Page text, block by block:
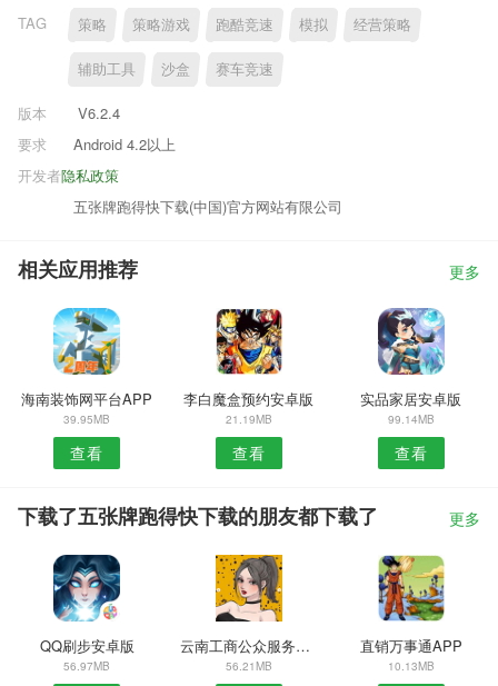
TAG 策略 策略游戏 跑酷竞速 模拟 经营策略
辅助工具 沙盒 赛车竞速
版本
V6.2.4
要求
Android 4.2以上
隐私政策
开发者
五张牌跑得快下载(中国)官方网站有限公司
相关应用推荐 更多
海南装饰网平台APP
39.95MB
查看
李白魔盒预约安卓版
21.19MB
查看
实品家居安卓版
99.14MB
查看
下载了五张牌跑得快下载的朋友都下载了 更多
QQ刷步安卓版
56.97MB
云南工商公众服务安卓版
56.21MB
直销万事通APP
10.13MB